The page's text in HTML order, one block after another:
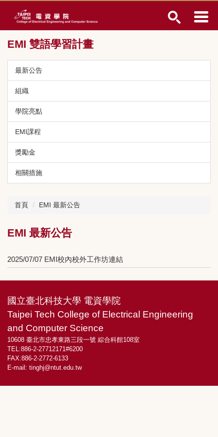
內
EMI 雙語學習計畫
最新公告
組織
學院亮點
EMI課程
獎勵金
相關措施
首頁 EMI 最新公告
EMI 最新公告
2025/07/07 EMI校內校外工作坊連結
國立臺北科技大學 電資學院
Taipei Tech College of Electrical Engineering
and Computer Science
10608 臺北市忠孝東路三段一號 綜合科館108室
TEL:886-2-27712171#6200
FAX:886-2-2772-6133
E-mail: tinghj@ntut.edu.tw